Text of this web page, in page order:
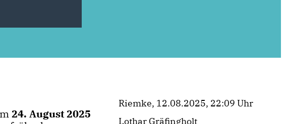
24. August 2025
Riemke, 12.08.2025, 22:09 Uhr
Lothar Gräfingholt